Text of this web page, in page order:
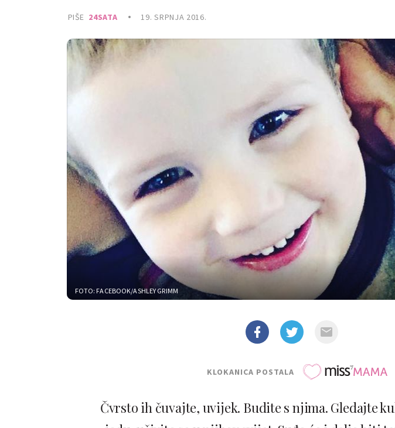
PIŠE 24SATA 19. SRPNJA 2016.
FOTO: FACEBOOK/ASHLEY GRIMM
KLOKANICA POSTALA
Čvrsto ih čuvajte, uvijek. Budite s njima. Gledajte